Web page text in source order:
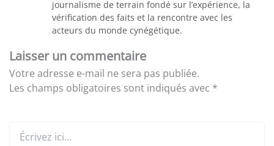
journalisme de terrain fondé sur l’expérience, la
vérification des faits et la rencontre avec les
acteurs du monde cynégétique.
Laisser un commentaire
Votre adresse e-mail ne sera pas publiée.
Les champs obligatoires sont indiqués avec *
ici…